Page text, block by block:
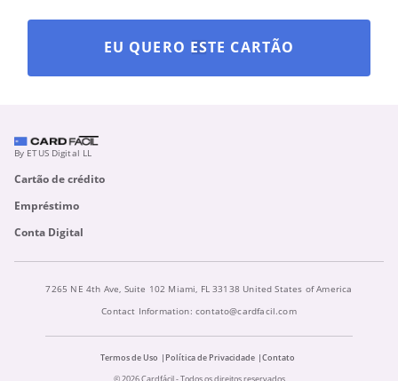
EU QUERO ESTE CARTÃO
By ETUS Digital LL
Cartão de crédito
Empréstimo
Conta Digital
7265 NE 4th Ave, Suite 102 Miami, FL 33138 United States of America
Contact Information: contato@cardfacil.com
Termos de Uso Política de Privacidade
Contato